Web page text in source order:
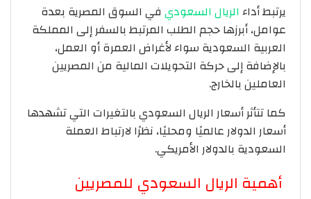
يرتبط أداء الريال السعودي في السوق المصرية بعدة
عوامل، أبرزها حجم الطلب المرتبط بالسفر إلى المملكة
العربية السعودية سواء لأغراض العمرة أو العمل،
بالإضافة إلى حركة التحويلات المالية من المصريين
العاملين بالخارج.
كما تتأثر أسعار الريال السعودي بالتغيرات التي تشهدها
أسعار الدولار عالميًا ومحليًا، نظرًا لارتباط العملة
السعودية بالدولار الأمريكي.
أهمية الريال السعودي للمصريين